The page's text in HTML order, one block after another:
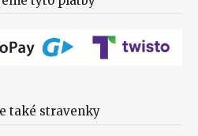
také stravenky